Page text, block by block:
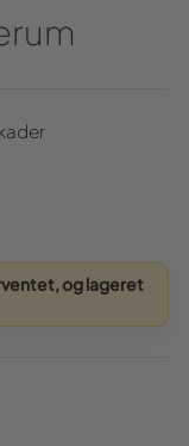
og lageret